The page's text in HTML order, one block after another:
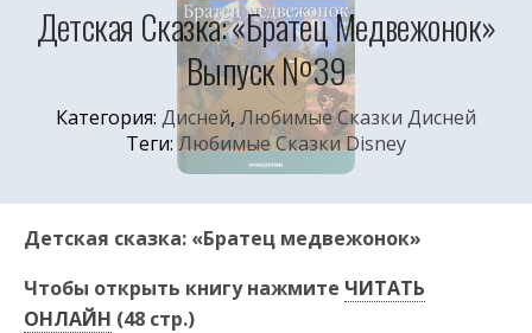
Детская Сказка: «Братец Медвежонок»
Выпуск №39
Категория: Дисней, Любимые Сказки Дисней
Теги:Любимые Сказки Disney
Детская сказка: «Братец медвежонок»
Чтобы открыть книгу нажмите ЧИТАТЬ
ОНЛАЙН (48 стр.)